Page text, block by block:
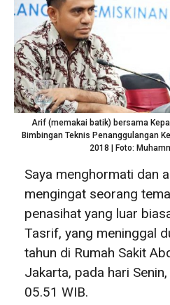
Arif (memakai batik) bersama
Bimbingan Teknis Penanggulangan
2018 | Foto:
Saya menghormati dan
mengingat seorang
penasihat yang luar
Tasrif, yang meninggal
tahun di Rumah Sakit
Jakarta, pada hari
05.51 WIB.